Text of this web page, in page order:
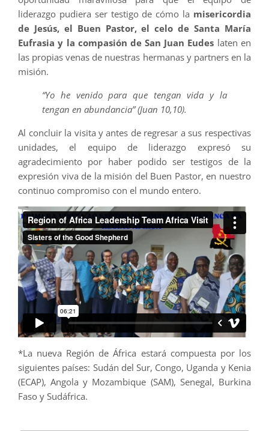
liderazgo pudiera ser testigo de cómo la misericordia
de Jesús, el Buen Pastor, el celo de Santa María
Eufrasia y la compasión de San Juan Eudes laten en
las propias venas de nuestras hermanas y partners en la
misión.
“Yo he venido para que tengan vida y la
tengan en abundancia” (Juan 10,10).
Al concluir la visita y antes de regresar a sus respectivas
unidades, el equipo de liderazgo expresó su
agradecimiento por haber podido ser testigos de la
expresión viva de la misión del Buen Pastor, en nuestro
continuo compromiso con el mundo entero.
*La nueva Región de África estará compuesta por los
siguientes países: Sudán del Sur, Congo, Uganda y Kenia
(ECAP), Angola y Mozambique (SAM), Senegal, Burkina
Faso y Sudáfrica.